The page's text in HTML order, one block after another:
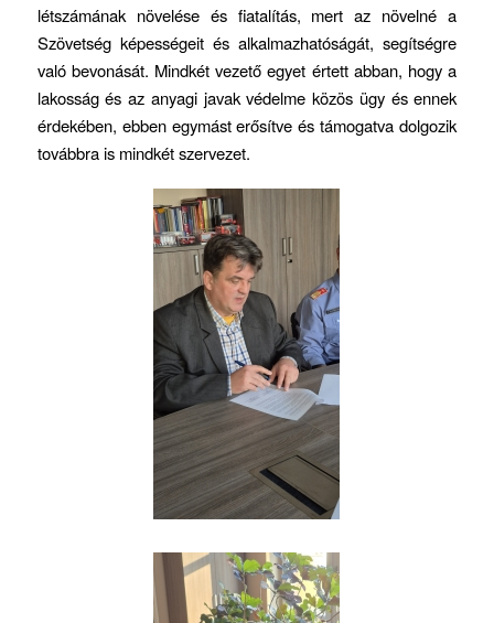
létszámának növelése és fiatalítás, mert az növelné a
Szövetség képességeit és alkalmazhatóságát, segítségre
való bevonását. Mindkét vezető egyet értett abban, hogy a
lakosság és az anyagi javak védelme közös ügy és ennek
érdekében, ebben egymást erősítve és támogatva dolgozik
továbbra is mindkét szervezet.